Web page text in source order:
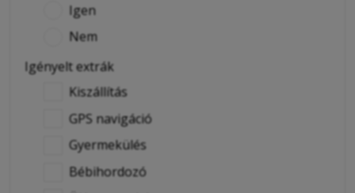
Igen
Nem
Igényelt extrák
Kiszállítás
GPS navigáció
Gyermekülés
Bébihordozó